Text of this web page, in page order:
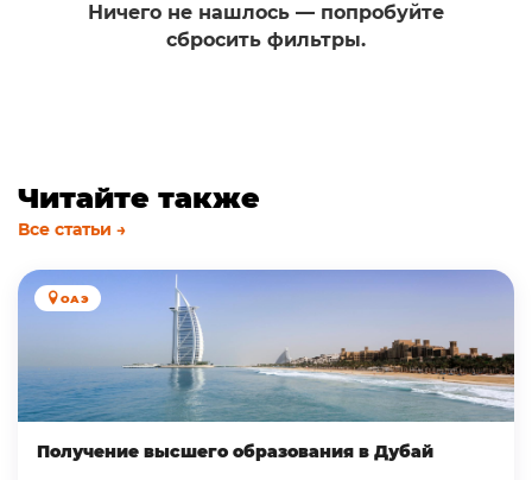
Ничего не нашлось — попробуйте
сбросить фильтры.
Читайте также
Все статьи →
ОАЭ
Получение высшего образования в Дубай